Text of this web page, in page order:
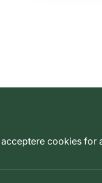
acceptere cookies for